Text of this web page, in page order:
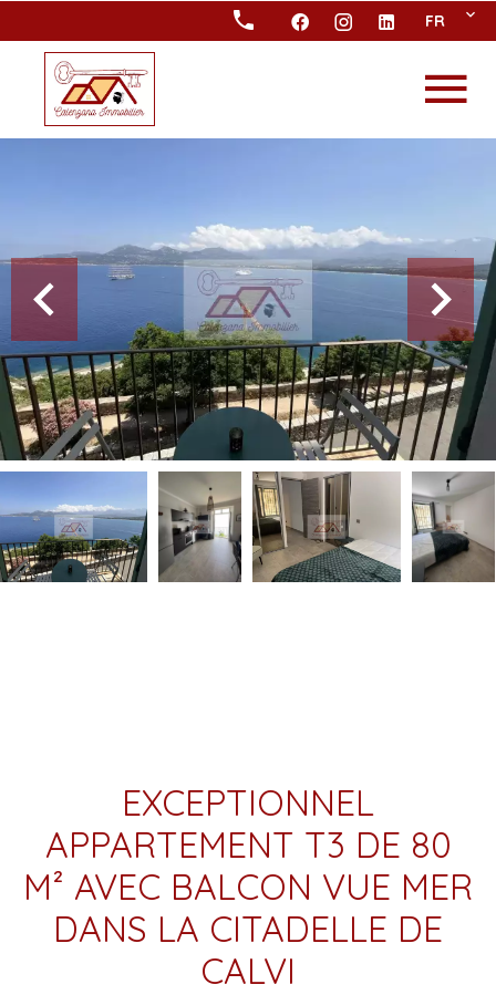
FR
Référence
85991578
2 chambres
80.00m²
À partir de 1 600 € /
Semaine
EXCEPTIONNEL
APPARTEMENT T3 DE 80
M² AVEC BALCON VUE MER
DANS LA CITADELLE DE
CALVI